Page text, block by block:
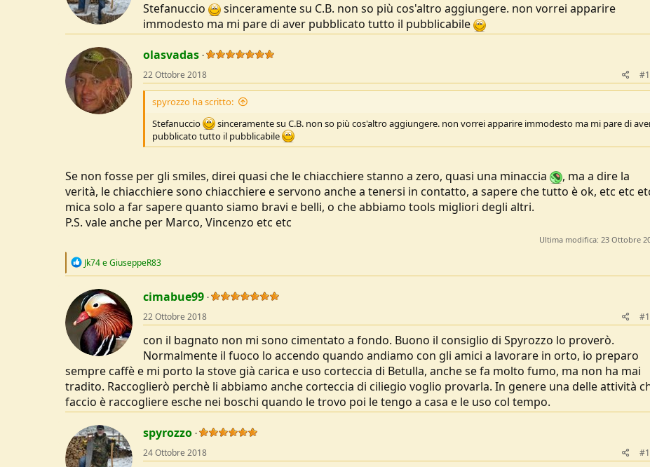
Stefanuccio
sinceramente su C.B. non so più cos'altro aggiungere. non vorrei apparire
immodesto ma mi pare di aver pubblicato tutto il pubblicabile
olasvadas
22 Ottobre 2018
spyrozzo ha scritto:
Stefanuccio
sinceramente su C.B. non so più cos'altro aggiungere. non vorrei apparire immodesto ma mi pare di
pubblicato tutto il pubblicabile
Se non fosse per gli smiles, direi quasi che le chiacchiere stanno a zero, quasi una minaccia
, ma a dire la
verità, le chiacchiere sono chiacchiere e servono anche a tenersi in contatto, a sapere che tutto è ok, etc etc
mica solo a far sapere quanto siamo bravi e belli, o che abbiamo tools migliori degli altri.
P.S. vale anche per Marco, Vincenzo etc etc
Ultima modifica: 23 Ottobre
R
c
t
i
o
n
s
Jk74eGiuseppeR83
cimabue99
22 Ottobre 2018
con il bagnato non mi sono cimentato a fondo. Buono il consiglio di Spyrozzo lo proverò.
Normalmente il fuoco lo accendo quando andiamo con gli amici a lavorare in orto, io preparo
sempre caffè e mi porto la stove già carica e uso corteccia di Betulla, anche se fa molto fumo, ma non ha mai
tradito. Raccoglierò perchè li abbiamo anche corteccia di ciliegio voglio provarla. In genere una delle attività
faccio è raccogliere esche nei boschi quando le trovo poi le tengo a casa e le uso col tempo.
spyrozzo
24 Ottobre 2018